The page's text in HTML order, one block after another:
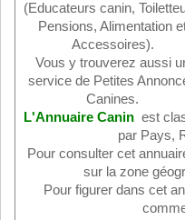
(Educateurs canin,
Pensions, Alimentation
Accessoires).
Vous y trouverez aussi
service de Petites
Canines.
L'Annuaire Canin est
par Pays,
Pour consulter cet
sur la zone
Pour figurer dans cet